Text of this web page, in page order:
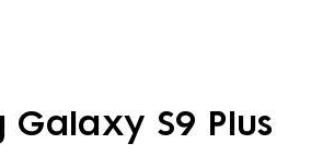
Galaxy S9 Plus